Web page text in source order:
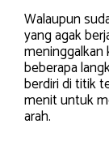
Walaupun
yang agak
beberapa
berdiri di titik
menit untuk
arah.